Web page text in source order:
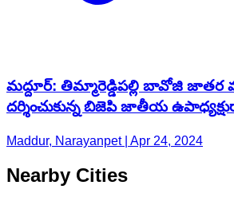
మద్దూర్: తిమ్మారెడ్డిపల్లి బావోజి
దర్శించుకున్న బిజెపి జాతీయ
Maddur, Narayanpet | Apr 24, 2024
Nearby Cities